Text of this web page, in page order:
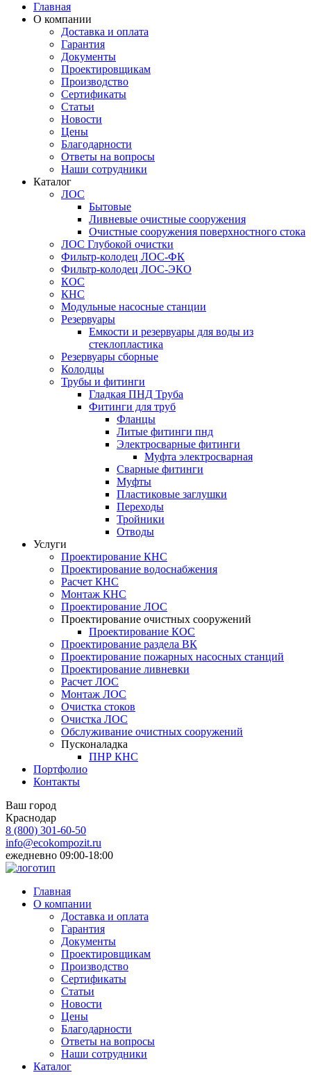
Главная
О компании
Доставка и оплата
Гарантия
Документы
Проектировщикам
Производство
Сертификаты
Статьи
Новости
Цены
Благодарности
Ответы на вопросы
Наши сотрудники
Каталог
ЛОС
Бытовые
Ливневые очистные сооружения
Очистные сооружения поверхностного стока
ЛОС Глубокой очистки
Фильтр-колодец ЛОС-ФК
Фильтр-колодец ЛОС-ЭКО
КОС
КНС
Модульные насосные станции
Резервуары
Емкости и резервуары для воды из
стеклопластика
Резервуары сборные
Колодцы
Трубы и фитинги
Гладкая ПНД Труба
Фитинги для труб
Фланцы
Литые фитинги пнд
Электросварные фитинги
Муфта электросварная
Сварные фитинги
Муфты
Пластиковые заглушки
Переходы
Тройники
Отводы
Услуги
Проектирование КНС
Проектирование водоснабжения
Расчет КНС
Монтаж КНС
Проектирование ЛОС
Проектирование очистных сооружений
Проектирование КОС
Проектирование раздела ВК
Проектирование пожарных насосных станций
Проектирование ливневки
Расчет ЛОС
Монтаж ЛОС
Очистка стоков
Очистка ЛОС
Обслуживание очистных сооружений
Пусконаладка
ПНР КНС
Портфолио
Контакты
Ваш город
Краснодар
8 (800) 301-60-50
info@ecokompozit.ru
ежедневно 09:00-18:00
Главная
О компании
Доставка и оплата
Гарантия
Документы
Проектировщикам
Производство
Сертификаты
Статьи
Новости
Цены
Благодарности
Ответы на вопросы
Наши сотрудники
Каталог